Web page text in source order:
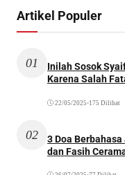
Artikel Populer
01
Inilah Sosok
Karena Salah
22/05/2025 •175 Dilihat
02
3 Doa
dan Fasih